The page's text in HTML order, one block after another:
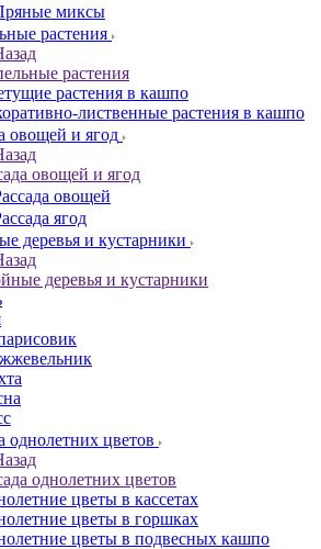
миксы
растения
растения
растения в кашпо
лиственные растения в кашпо
овощей и ягод
овощей и ягод
овощей
ягод
деревья и кустарники
деревья и кустарники
однолетних цветов
однолетних цветов
цветы в кассетах
цветы в горшках
цветы в подвесных кашпо